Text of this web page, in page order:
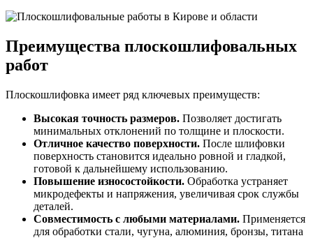
Преимущества плоскошлифовальных
работ
Плоскошлифовка имеет ряд ключевых преимуществ:
Высокая точность размеров. Позволяет достигать
минимальных отклонений по толщине и плоскости.
Отличное качество поверхности. После шлифовки
поверхность становится идеально ровной и гладкой,
готовой к дальнейшему использованию.
Повышение износостойкости. Обработка устраняет
микродефекты и напряжения, увеличивая срок службы
деталей.
Совместимость с любыми материалами. Применяется
для обработки стали, чугуна, алюминия, бронзы, титана